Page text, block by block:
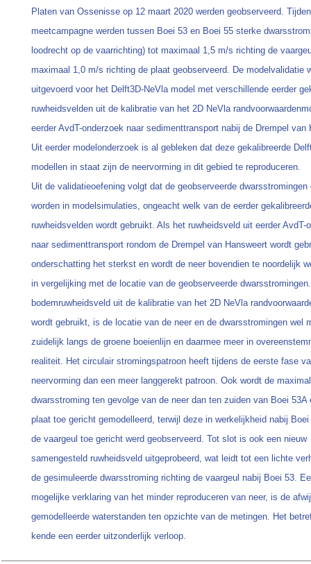
Platen van Ossenisse op 12 maart 2020 werden geobserveerd.
meetcampagne werden tussen Boei 53 en Boei 55 sterke
loodrecht op de vaarrichting) tot maximaal 1,5 m/s richting de
maximaal 1,0 m/s richting de plaat geobserveerd. De modelvalidatie
uitgevoerd voor het Delft3D-NeVla model met verschillende eerder
ruwheidsvelden uit de kalibratie van het 2D NeVla
eerder AvdT-onderzoek naar sedimenttransport nabij de Drempel van
Uit eerder modelonderzoek is al gebleken dat deze gekalibreerde
modellen in staat zijn de neervorming in dit gebied te reproduceren.
Uit de validatieoefening volgt dat de geobserveerde dwarsstromingen
worden in modelsimulaties, ongeacht welk van de eerder
ruwheidsvelden wordt gebruikt. Als het ruwheidsveld uit eerder AvdT-
naar sedimenttransport rondom de Drempel van Hansweert wordt
onderschatting het sterkst en wordt de neer bovendien te noordelijk
in vergelijking met de locatie van de geobserveerde
bodemruwheidsveld uit de kalibratie van het 2D NeVla
wordt gebruikt, is de locatie van de neer en de dwarsstromingen wel
zuidelijk langs de groene boeienlijn en daarmee meer in
realiteit. Het circulair stromingspatroon heeft tijdens de eerste fase
neervorming dan een meer langgerekt patroon. Ook wordt de
dwarsstroming ten gevolge van de neer dan ten zuiden van Boei 53A
plaat toe gericht gemodelleerd, terwijl deze in werkelijkheid nabij Boei
de vaargeul toe gericht werd geobserveerd. Tot slot is ook een nieuw
samengesteld ruwheidsveld uitgeprobeerd, wat leidt tot een lichte
de gesimuleerde dwarsstroming richting de vaargeul nabij Boei 53.
mogelijke verklaring van het minder reproduceren van neer, is de
gemodelleerde waterstanden ten opzichte van de metingen. Het
kende een eerder uitzonderlijk verloop.